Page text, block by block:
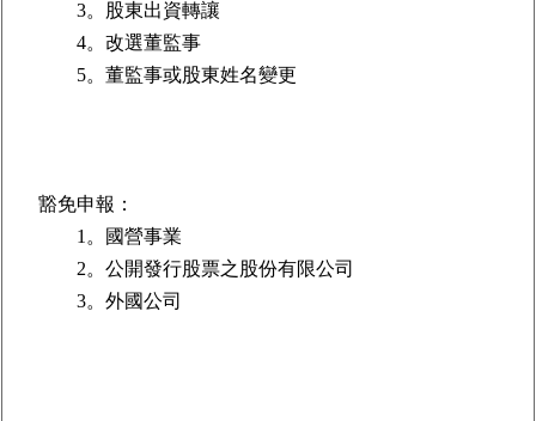
3。股東出資轉讓
4。改選董監事
5。董監事或股東姓名變更
豁免申報：
1。國營事業
2。公開發行股票之股份有限公司
3。外國公司